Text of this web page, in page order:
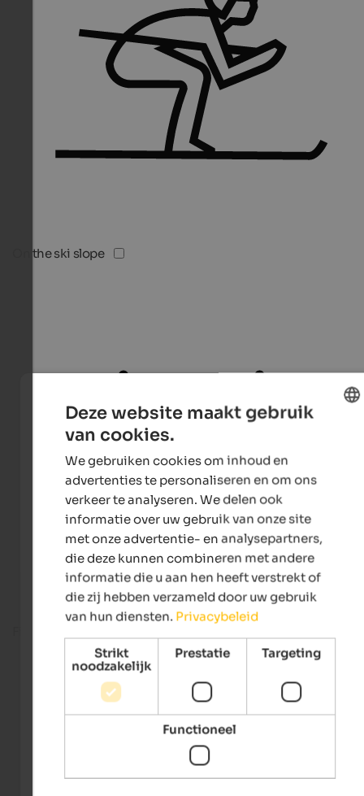
On the ski slope
Deze website maakt gebruik
van cookies.
We gebruiken cookies om inhoud en
advertenties te personaliseren en om ons
verkeer te analyseren. We delen ook
informatie over uw gebruik van onze site
met onze advertentie- en analysepartners,
die deze kunnen combineren met andere
informatie die u aan hen heeft verstrekt of
die zij hebben verzameld door uw gebruik
van hun diensten. Privacybeleid
Strikt
noodzakelijk
Prestatie Targeting
Functioneel